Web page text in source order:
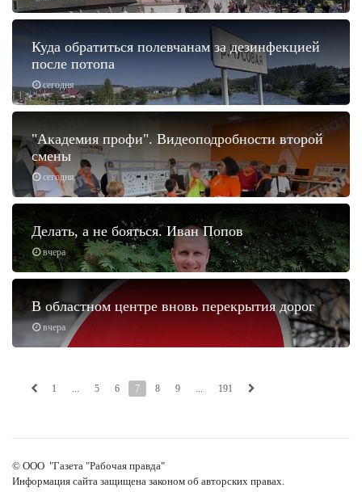
сегодня
Куда обратиться полевчанам за дезинфекцией
после потопа
сегодня
"Академия профи". Видеоподробности второй
смены
вчера
Делать, а не бояться. Иван Попов
вчера
В областном центре вновь перекрытия дорог
1 ... 5 6 7 8 9 ... 191
© ООО "Газета "Рабочая правда"
Информация сайта защищена законом об авторских правах.